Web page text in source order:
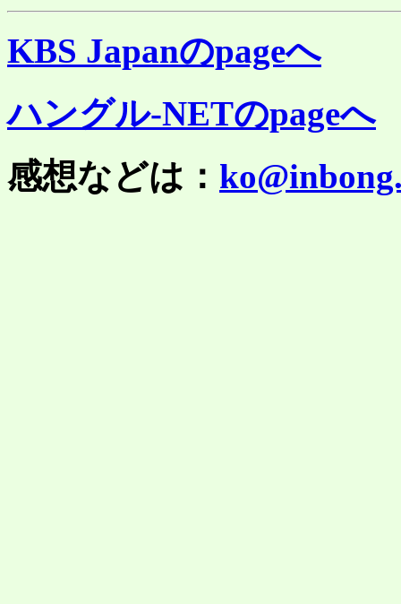
KBS Japanのpageへ
ハングル-NETのpageへ
感想などは：